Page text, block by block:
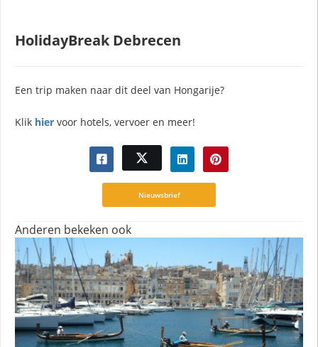
HolidayBreak Debrecen
Een trip maken naar dit deel van Hongarije?
Klik hier voor hotels, vervoer en meer!
Nieuwsbrief
Anderen bekeken ook